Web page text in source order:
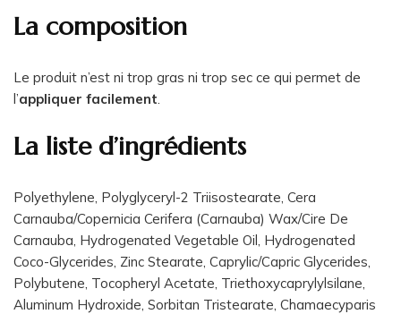
La composition
Le produit n’est ni trop gras ni trop sec ce qui permet de
l’appliquer facilement.
La liste d’ingrédients
Polyethylene, Polyglyceryl-2 Triisostearate, Cera
Carnauba/Copernicia Cerifera (Carnauba) Wax/Cire De
Carnauba, Hydrogenated Vegetable Oil, Hydrogenated
Coco-Glycerides, Zinc Stearate, Caprylic/Capric Glycerides,
Polybutene, Tocopheryl Acetate, Triethoxycaprylylsilane,
Aluminum Hydroxide, Sorbitan Tristearate, Chamaecyparis